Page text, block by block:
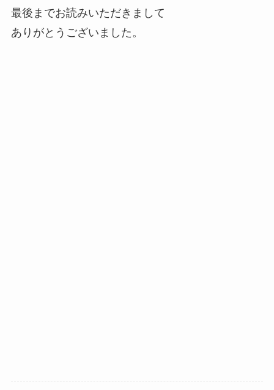
最後までお読みいただきまして
ありがとうございました。